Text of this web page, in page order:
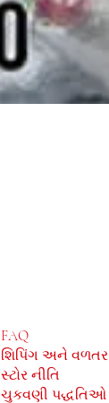
FAQ
શિપિંગ અને વળતર
સ્ટોર નીતિ
ચુકવણી પદ્ધતિઓ